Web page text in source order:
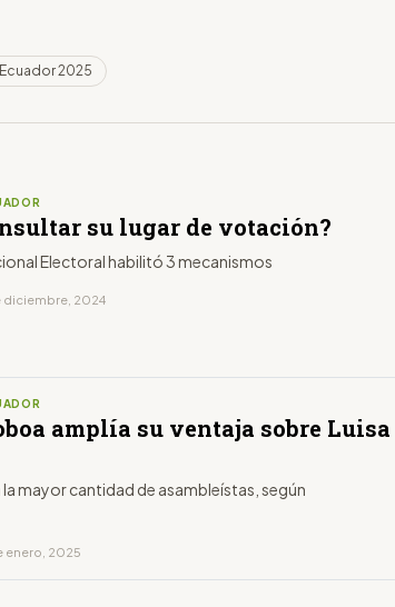
2025
su lugar de votación?
Electoral habilitó 3 mecanismos
diciembre, 2024
amplía su ventaja sobre Luisa
mayor cantidad de asambleístas, según
enero, 2025